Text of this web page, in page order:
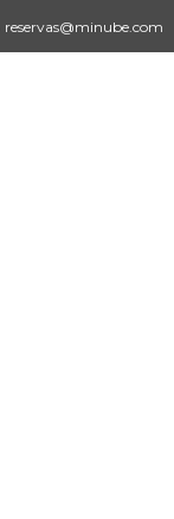
reservas@minube.com